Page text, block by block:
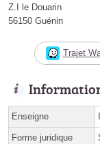
Z.I le Douarin
56150 Guénin
Trajet
Enseigne
Forme juridique